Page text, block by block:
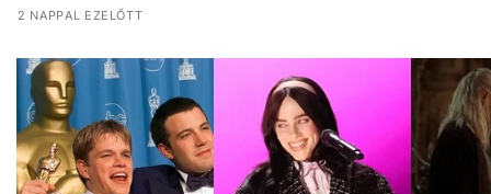
2 NAPPAL EZELŐTT